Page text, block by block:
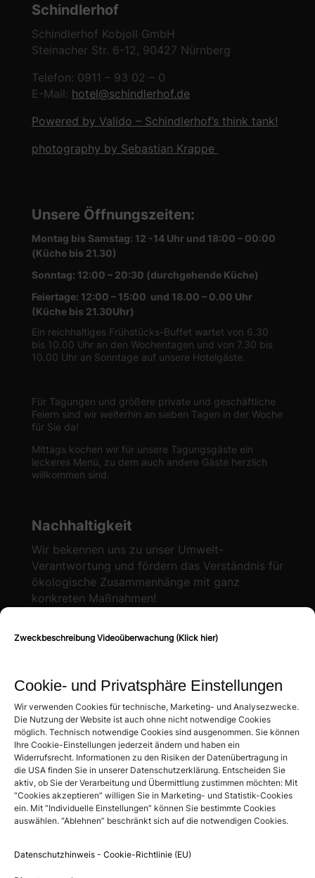
Zweckbeschreibung Videoüberwachung (Klick hier)
Cookie- und Privatsphäre Einstellungen
Wir verwenden Cookies für technische, Marketing- und Analysezwecke.
Die Nutzung der Website ist auch ohne nicht notwendige Cookies
möglich. Technisch notwendige Cookies sind ausgenommen. Sie können
Ihre Cookie-Einstellungen jederzeit ändern und haben ein
Widerrufsrecht. Informationen zu den Risiken der Datenübertragung in
die USA finden Sie in unserer Datenschutzerklärung. Entscheiden Sie
aktiv, ob Sie der Verarbeitung und Übermittlung zustimmen möchten: Mit
“Cookies akzeptieren” willigen Sie in Marketing- und Statistik-Cookies
ein. Mit “Individuelle Einstellungen” können Sie bestimmte Cookies
auswählen. “Ablehnen” beschränkt sich auf die notwendigen Cookies.
Datenschutzhinweis - Cookie-Richtlinie (EU)
Schindlerhof
Schindlerhof Kobjoll GmbH
Steinacher Str. 6-12, 90427 Nürnberg
Telefon: 0911 – 93 02 – 0
E-Mail: hotel@schindlerhof.de
Powered by Valido – Schindlerhof’s think tank!
photography by Sebastian Krappe
Unsere Öffnungszeiten:
Montag bis Samstag: 12 -14 Uhr und 18:00 – 00:00
(Küche bis 21.30)
Sonntag: 12:00 – 20:30 (durchgehende Küche)
Feiertage: 12:00 – 15:00 und 18.00 – 0.00 Uhr
(Küche bis 21.30Uhr)
Ein reichhaltiges Frühstücks-Buffet wartet von 6.30
bis 10.00 Uhr an den Wochentagen und von 7.30 bis
10.00 Uhr an Sonntage auf unsere Hotelgäste.
Für Tagungen und größere private und geschäftliche
Feiern sind wir weiterhin an sieben Tagen in der Woche
für Sie da!
Mittags kochen wir für unsere Tagungsgäste ein
leckeres Menü, zu dem auch andere Gäste herzlich
willkommen sind.
Nachhaltigkeit
Wir bekennen uns zu unser Umwelt-
Verantwortung und fördern das Verständnis für
ökologische Zusammenhänge mit ganz
konkreten Maßnahmen!
Mehr Informationen
Bewertungen
Hotel Schindlerhof
4.6
Basierend auf 886 Bewertungen
powered byGoogle
Bewertung auf Google schreiben
Social Media